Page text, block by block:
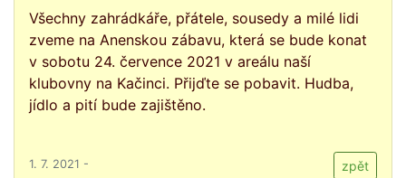
Všechny zahrádkáře, přátele, sousedy a milé lidi
zveme na Anenskou zábavu, která se bude konat
v sobotu 24. července 2021 v areálu naší
klubovny na Kačinci. Přijďte se pobavit. Hudba,
jídlo a pití bude zajištěno.
1. 7. 2021 - zpět